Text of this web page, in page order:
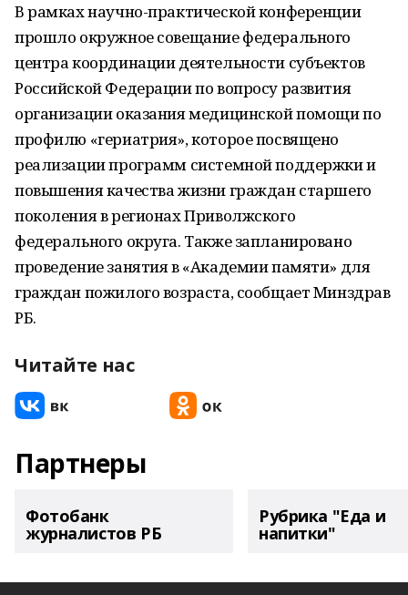
В рамках научно-практической конференции
прошло окружное совещание федерального
центра координации деятельности субъектов
Российской Федерации по вопросу развития
организации оказания медицинской помощи по
профилю «гериатрия», которое посвящено
реализации программ системной поддержки и
повышения качества жизни граждан старшего
поколения в регионах Приволжского
федерального округа. Также запланировано
проведение занятия в «Академии памяти» для
граждан пожилого возраста, сообщает Минздрав
РБ.
Читайте нас
Партнеры
Фотобанк
журналистов РБ
Рубрика "Еда и
напитки"